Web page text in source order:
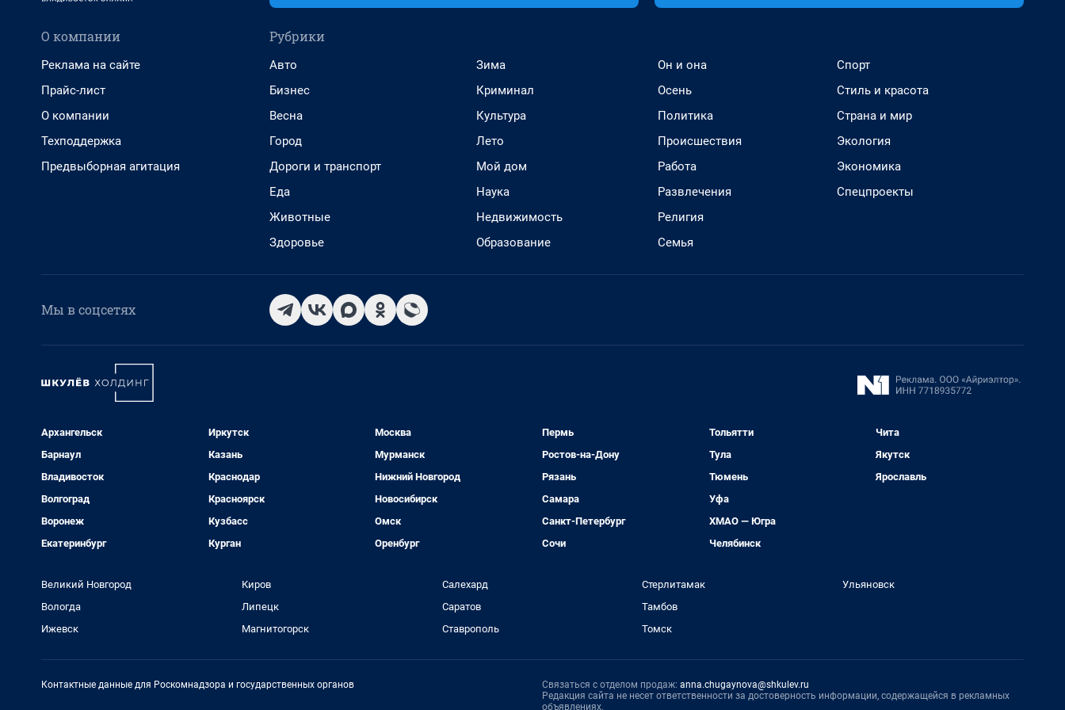
О компании
Реклама на сайте
Прайс-лист
О компании
Техподдержка
Предвыборная агитация
Рубрики
Авто
Бизнес
Весна
Город
Дороги и транспорт
Еда
Животные
Здоровье
Зима
Криминал
Культура
Лето
Мой дом
Наука
Недвижимость
Образование
Он и она
Осень
Политика
Происшествия
Работа
Развлечения
Религия
Семья
Спорт
Стиль и красота
Страна и мир
Экология
Экономика
Спецпроекты
Мы в соцсетях
Архангельск
Барнаул
Владивосток
Волгоград
Воронеж
Екатеринбург
Иркутск
Казань
Краснодар
Красноярск
Кузбасс
Курган
Москва
Мурманск
Нижний Новгород
Новосибирск
Омск
Оренбург
Пермь
Ростов-на-Дону
Рязань
Самара
Санкт-Петербург
Сочи
Тольятти
Тула
Тюмень
Уфа
ХМАО — Югра
Челябинск
Чита
Якутск
Ярославль
Великий Новгород
Вологда
Ижевск
Киров
Липецк
Магнитогорск
Салехард
Саратов
Ставрополь
Стерлитамак
Тамбов
Томск
Ульяновск
Контактные данные для Роскомнадзора и государственных органов Связаться с отделом продаж: anna.chugaynova@shkulev.ru
Редакция сайта не несет ответственности за достоверность информации, содержащейся в рекламных
объявлениях.